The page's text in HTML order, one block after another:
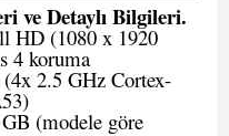
ve Detaylı Bilgileri.
HD (1080 x 1920
4 koruma
2.5 GHz Cortex-
(modele göre